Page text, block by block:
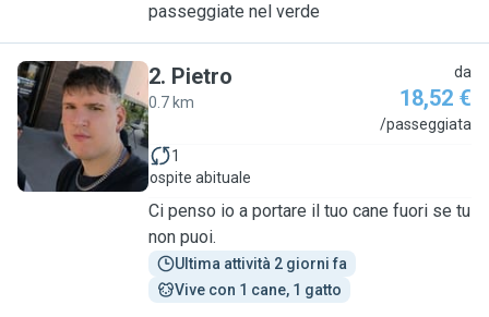
passeggiate nel verde
P
2. Pietro
0.7 km
da
18,52 €
/passeggiata
1
ospite abituale
Ci penso io a portare il tuo cane fuori se tu
non puoi.
Ultima attività 2 giorni fa
Vive con 1 cane, 1 gatto